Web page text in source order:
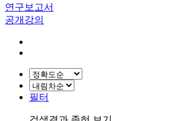
연구보고서
공개강의
필터